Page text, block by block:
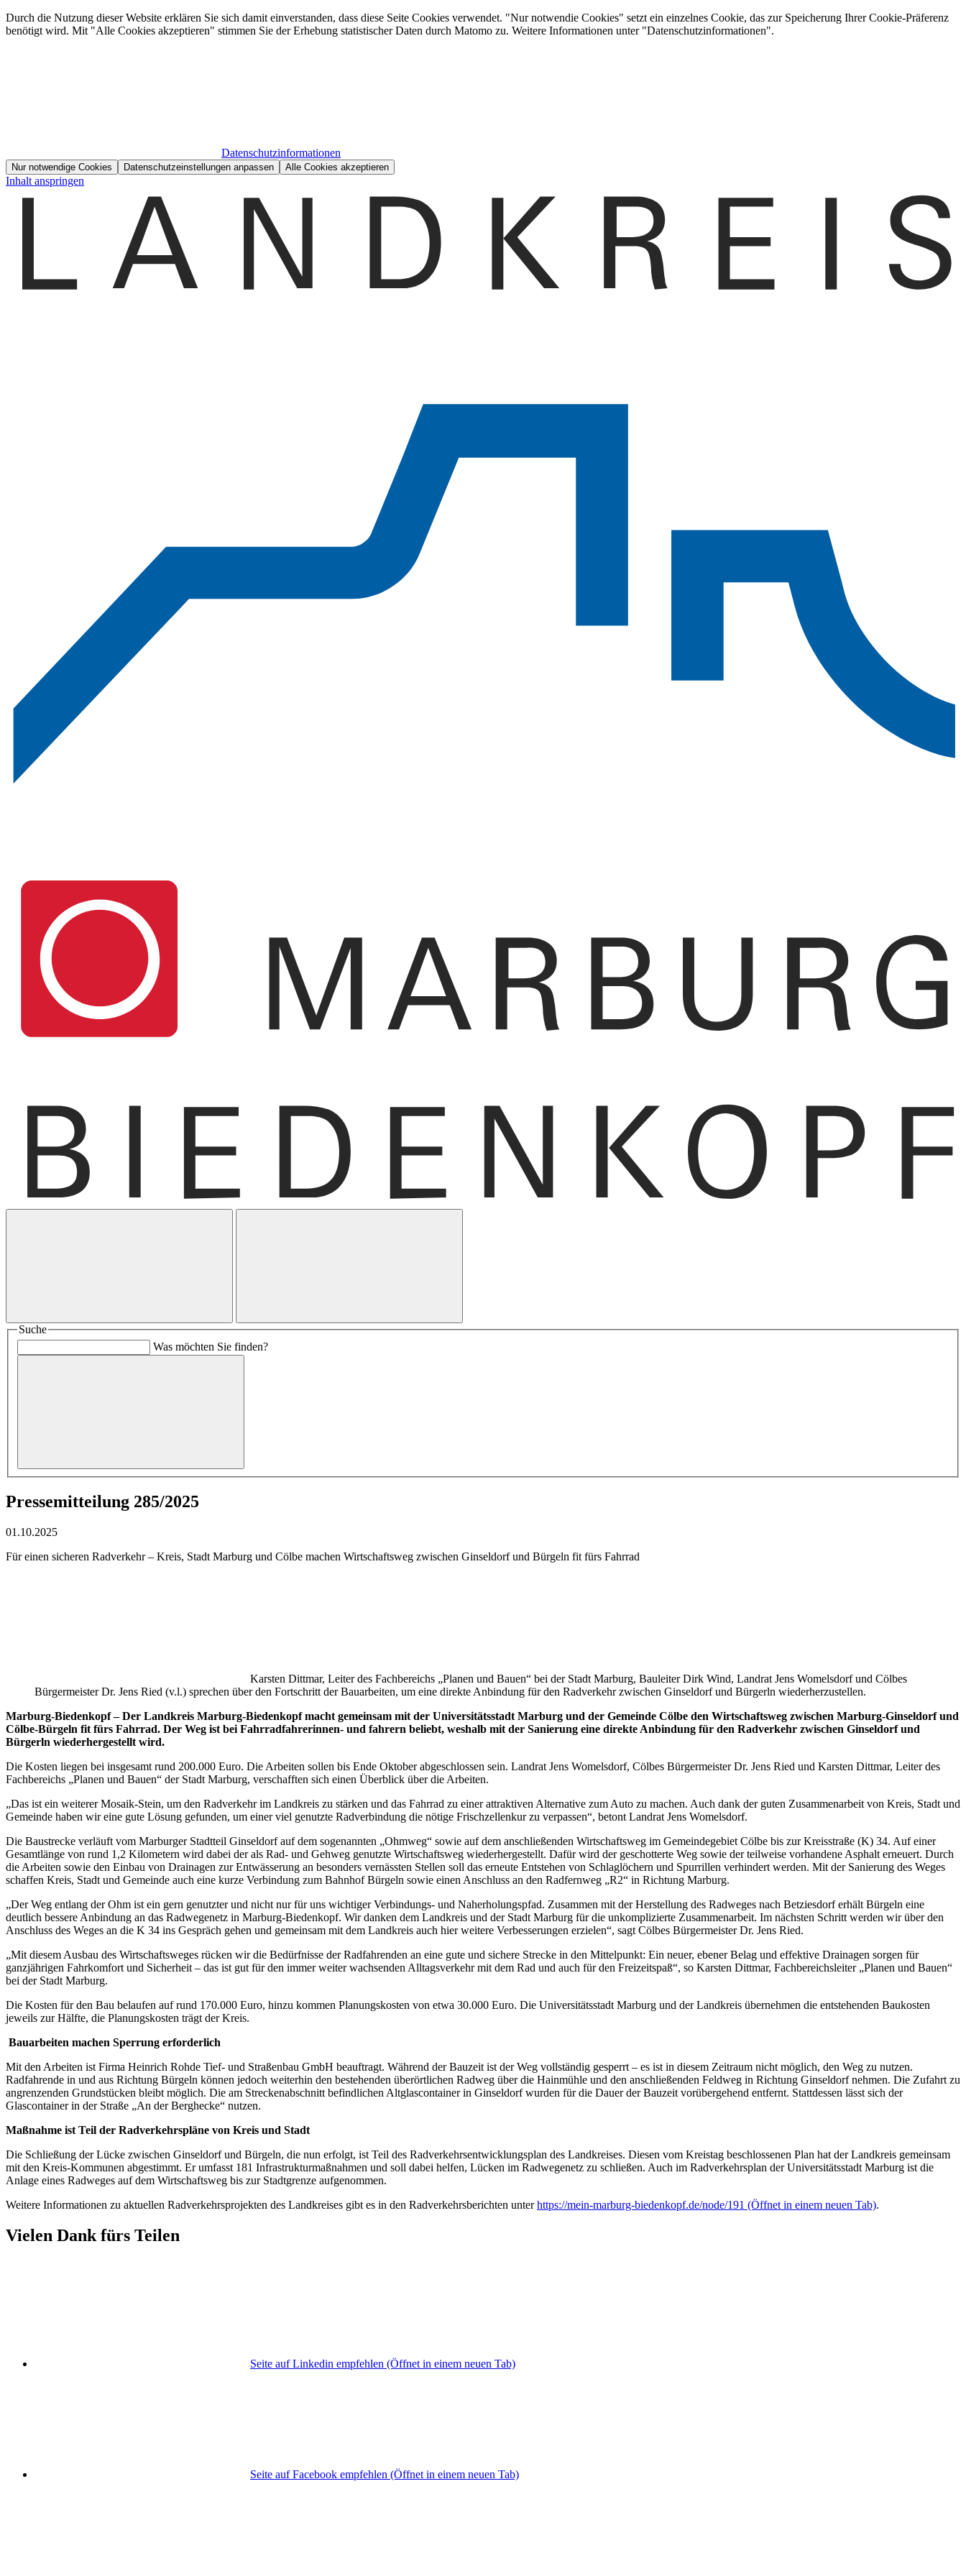
Durch die Nutzung dieser Website erklären Sie sich damit einverstanden, dass diese Seite Cookies verwendet. "Nur notwendie Cookies" setzt ein einzelnes Cookie, das zur Speicherung Ihrer Cookie-Präferenz
benötigt wird. Mit "Alle Cookies akzeptieren" stimmen Sie der Erhebung statistischer Daten durch Matomo zu. Weitere Informationen unter "Datenschutzinformationen".
Datenschutzinformationen
Nur notwendige Cookies Datenschutzeinstellungen anpassen Alle Cookies akzeptieren
Inhalt anspringen
Suche
Was möchten Sie finden?
Pressemitteilung 285/2025
01.10.2025
Für einen sicheren Radverkehr – Kreis, Stadt Marburg und Cölbe machen Wirtschaftsweg zwischen Ginseldorf und Bürgeln fit fürs Fahrrad
Karsten Dittmar, Leiter des Fachbereichs „Planen und Bauen“ bei der Stadt Marburg, Bauleiter Dirk Wind, Landrat Jens Womelsdorf und Cölbes
Bürgermeister Dr. Jens Ried (v.l.) sprechen über den Fortschritt der Bauarbeiten, um eine direkte Anbindung für den Radverkehr zwischen Ginseldorf und Bürgerln wiederherzustellen.
Marburg-Biedenkopf – Der Landkreis Marburg-Biedenkopf macht gemeinsam mit der Universitätsstadt Marburg und der Gemeinde Cölbe den Wirtschaftsweg zwischen Marburg-Ginseldorf und
Cölbe-Bürgeln fit fürs Fahrrad. Der Weg ist bei Fahrradfahrerinnen- und fahrern beliebt, weshalb mit der Sanierung eine direkte Anbindung für den Radverkehr zwischen Ginseldorf und
Bürgerln wiederhergestellt wird.
Die Kosten liegen bei insgesamt rund 200.000 Euro. Die Arbeiten sollen bis Ende Oktober abgeschlossen sein. Landrat Jens Womelsdorf, Cölbes Bürgermeister Dr. Jens Ried und Karsten Dittmar, Leiter des
Fachbereichs „Planen und Bauen“ der Stadt Marburg, verschafften sich einen Überblick über die Arbeiten.
„Das ist ein weiterer Mosaik-Stein, um den Radverkehr im Landkreis zu stärken und das Fahrrad zu einer attraktiven Alternative zum Auto zu machen. Auch dank der guten Zusammenarbeit von Kreis, Stadt und
Gemeinde haben wir eine gute Lösung gefunden, um einer viel genutzte Radverbindung die nötige Frischzellenkur zu verpassen“, betont Landrat Jens Womelsdorf.
Die Baustrecke verläuft vom Marburger Stadtteil Ginseldorf auf dem sogenannten „Ohmweg“ sowie auf dem anschließenden Wirtschaftsweg im Gemeindegebiet Cölbe bis zur Kreisstraße (K) 34. Auf einer
Gesamtlänge von rund 1,2 Kilometern wird dabei der als Rad- und Gehweg genutzte Wirtschaftsweg wiederhergestellt. Dafür wird der geschotterte Weg sowie der teilweise vorhandene Asphalt erneuert. Durch
die Arbeiten sowie den Einbau von Drainagen zur Entwässerung an besonders vernässten Stellen soll das erneute Entstehen von Schlaglöchern und Spurrillen verhindert werden. Mit der Sanierung des Weges
schaffen Kreis, Stadt und Gemeinde auch eine kurze Verbindung zum Bahnhof Bürgeln sowie einen Anschluss an den Radfernweg „R2“ in Richtung Marburg.
„Der Weg entlang der Ohm ist ein gern genutzter und nicht nur für uns wichtiger Verbindungs- und Naherholungspfad. Zusammen mit der Herstellung des Radweges nach Betziesdorf erhält Bürgeln eine
deutlich bessere Anbindung an das Radwegenetz in Marburg-Biedenkopf. Wir danken dem Landkreis und der Stadt Marburg für die unkomplizierte Zusammenarbeit. Im nächsten Schritt werden wir über den
Anschluss des Weges an die K 34 ins Gespräch gehen und gemeinsam mit dem Landkreis auch hier weitere Verbesserungen erzielen“, sagt Cölbes Bürgermeister Dr. Jens Ried.
„Mit diesem Ausbau des Wirtschaftsweges rücken wir die Bedürfnisse der Radfahrenden an eine gute und sichere Strecke in den Mittelpunkt: Ein neuer, ebener Belag und effektive Drainagen sorgen für
ganzjährigen Fahrkomfort und Sicherheit – das ist gut für den immer weiter wachsenden Alltagsverkehr mit dem Rad und auch für den Freizeitspaß“, so Karsten Dittmar, Fachbereichsleiter „Planen und Bauen“
bei der Stadt Marburg.
Die Kosten für den Bau belaufen auf rund 170.000 Euro, hinzu kommen Planungskosten von etwa 30.000 Euro. Die Universitätsstadt Marburg und der Landkreis übernehmen die entstehenden Baukosten
jeweils zur Hälfte, die Planungskosten trägt der Kreis.
Bauarbeiten machen Sperrung erforderlich
Mit den Arbeiten ist Firma Heinrich Rohde Tief- und Straßenbau GmbH beauftragt. Während der Bauzeit ist der Weg vollständig gesperrt – es ist in diesem Zeitraum nicht möglich, den Weg zu nutzen.
Radfahrende in und aus Richtung Bürgeln können jedoch weiterhin den bestehenden überörtlichen Radweg über die Hainmühle und den anschließenden Feldweg in Richtung Ginseldorf nehmen. Die Zufahrt zu
angrenzenden Grundstücken bleibt möglich. Die am Streckenabschnitt befindlichen Altglascontainer in Ginseldorf wurden für die Dauer der Bauzeit vorübergehend entfernt. Stattdessen lässt sich der
Glascontainer in der Straße „An der Berghecke“ nutzen.
Maßnahme ist Teil der Radverkehrspläne von Kreis und Stadt
Die Schließung der Lücke zwischen Ginseldorf und Bürgeln, die nun erfolgt, ist Teil des Radverkehrsentwicklungsplan des Landkreises. Diesen vom Kreistag beschlossenen Plan hat der Landkreis gemeinsam
mit den Kreis-Kommunen abgestimmt. Er umfasst 181 Infrastrukturmaßnahmen und soll dabei helfen, Lücken im Radwegenetz zu schließen. Auch im Radverkehrsplan der Universitätsstadt Marburg ist die
Anlage eines Radweges auf dem Wirtschaftsweg bis zur Stadtgrenze aufgenommen.
Weitere Informationen zu aktuellen Radverkehrsprojekten des Landkreises gibt es in den Radverkehrsberichten unterhttps://mein-marburg-biedenkopf.de/node/191 (Öffnet in einem neuen Tab).
Vielen Dank fürs Teilen
Seite auf Linkedin empfehlen (Öffnet in einem neuen Tab)
Seite auf Facebook empfehlen (Öffnet in einem neuen Tab)